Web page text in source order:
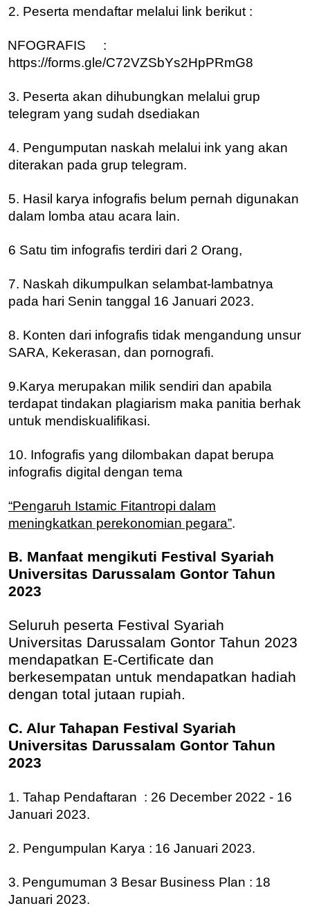
2. Peserta mendaftar melalui link berikut :
INFOGRAFIS :
https://forms.gle/C72VZSbYs2HpPRmG8
3. Peserta akan dihubungkan melalui grup
telegram yang sudah dsediakan
4. Pengumputan naskah melalui ink yang akan
diterakan pada grup telegram.
5. Hasil karya infografis belum pernah digunakan
dalam lomba atau acara lain.
6 Satu tim infografis terdiri dari 2 Orang,
7. Naskah dikumpulkan selambat-lambatnya
pada hari Senin tanggal 16 Januari 2023.
8. Konten dari infografis tidak mengandung unsur
SARA, Kekerasan, dan pornografi.
9.Karya merupakan milik sendiri dan apabila
terdapat tindakan plagiarism maka panitia berhak
untuk mendiskualifikasi.
10. Infografis yang dilombakan dapat berupa
infografis digital dengan tema
“Pengaruh Istamic Fitantropi dalam
meningkatkan perekonomian pegara”.
B. Manfaat mengikuti Festival Syariah
Universitas Darussalam Gontor Tahun
2023
Seluruh peserta Festival Syariah
Universitas Darussalam Gontor Tahun 2023
mendapatkan E-Certificate dan
berkesempatan untuk mendapatkan hadiah
dengan total jutaan rupiah.
C. Alur Tahapan Festival Syariah
Universitas Darussalam Gontor Tahun
2023
1. Tahap Pendaftaran : 26 December 2022 - 16
Januari 2023.
2. Pengumpulan Karya : 16 Januari 2023.
3. Pengumuman 3 Besar Business Plan : 18
Januari 2023.